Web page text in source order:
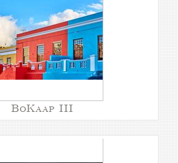
BoKaap III